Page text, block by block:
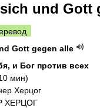
und Gott
Gott gegen alle
и Бог против всех
мин)
Херцог
ХЕРЦОГ